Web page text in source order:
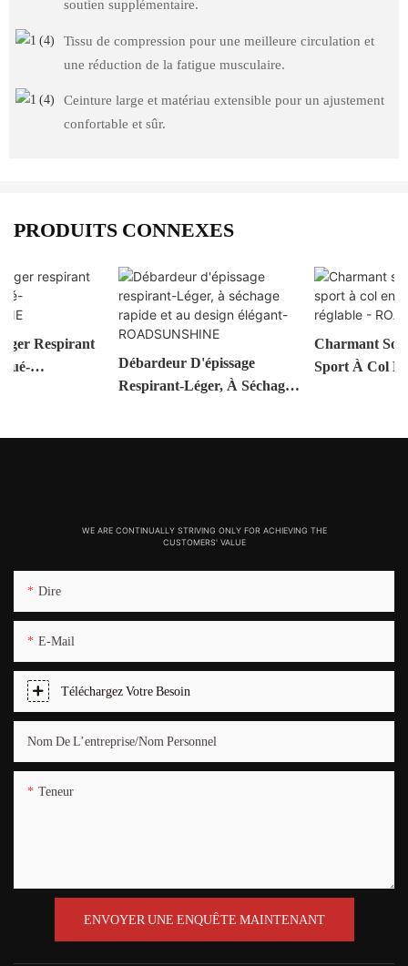
soutien supplémentaire.
Tissu de compression pour une meilleure circulation et
une réduction de la fatigue musculaire.
Ceinture large et matériau extensible pour un ajustement
confortable et sûr.
PRODUITS CONNEXES
Débardeur D'épissage
Respirant-Léger, À Séchage
Charmant Soutien-Gorge De
Sport À Col En V Avec
Longueur Réglable -
WE ARE CONTINUALLY STRIVING ONLY FOR ACHIEVING THE
CUSTOMERS' VALUE
Dire
E-Mail
Téléchargez Votre Besoin
Nom De L’entreprise/Nom Personnel
Teneur
ENVOYER UNE ENQUÊTE MAINTENANT